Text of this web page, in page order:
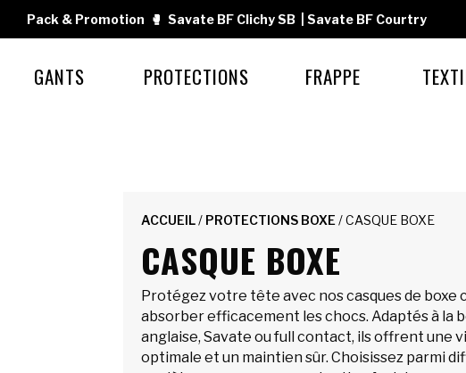
Pack & Promotion 🥊 Savate BF Clichy SB Savate BF Courtry
GANTS PROTECTIONS FRAPPE
ACCUEIL/ PROTECTIONS BOXE / CASQUE BOXE
CASQUE BOXE
Protégez votre tête avec nos casques de boxe
absorber efficacement les chocs. Adaptés à la
anglaise, Savate ou full contact, ils offrent une
optimale et un maintien sûr. Choisissez parmi